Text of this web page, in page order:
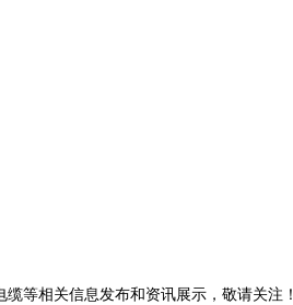
等相关信息发布和资讯展示，敬请关注！